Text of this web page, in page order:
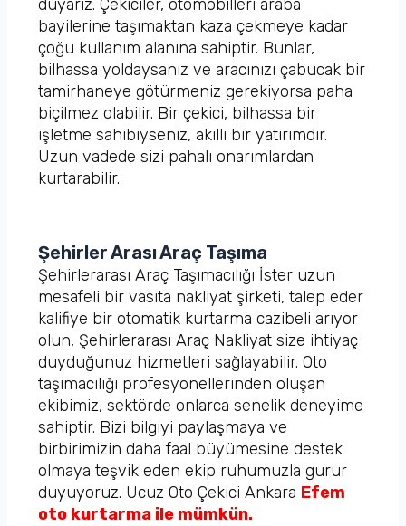
duyarız. Çekiciler, otomobilleri araba
bayilerine taşımaktan kaza çekmeye kadar
çoğu kullanım alanına sahiptir. Bunlar,
bilhassa yoldaysanız ve aracınızı çabucak bir
tamirhaneye götürmeniz gerekiyorsa paha
biçilmez olabilir. Bir çekici, bilhassa bir
işletme sahibiyseniz, akıllı bir yatırımdır.
Uzun vadede sizi pahalı onarımlardan
kurtarabilir.
Şehirler Arası Araç Taşıma
Şehirlerarası Araç Taşımacılığı İster uzun
mesafeli bir vasıta nakliyat şirketi, talep eder
kalifiye bir otomatik kurtarma cazibeli arıyor
olun, Şehirlerarası Araç Nakliyat size ihtiyaç
duyduğunuz hizmetleri sağlayabilir. Oto
taşımacılığı profesyonellerinden oluşan
ekibimiz, sektörde onlarca senelik deneyime
sahiptir. Bizi bilgiyi paylaşmaya ve
birbirimizin daha faal büyümesine destek
olmaya teşvik eden ekip ruhumuzla gurur
duyuyoruz. Ucuz Oto Çekici Ankara Efem
oto kurtarma ile mümkün.